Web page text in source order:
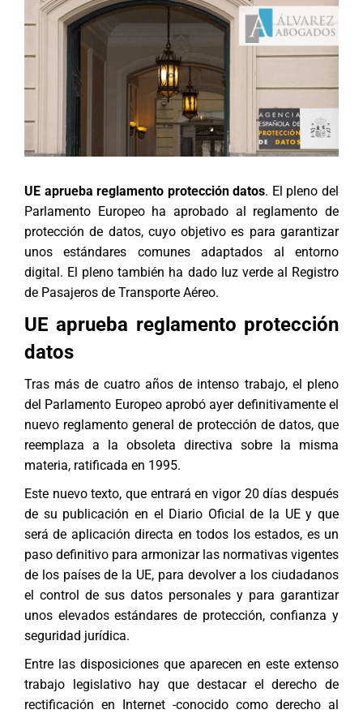
UE aprueba reglamento protección datos. El pleno del
Parlamento Europeo ha aprobado al reglamento de
protección de datos, cuyo objetivo es para garantizar
unos estándares comunes adaptados al entorno
digital. El pleno también ha dado luz verde al Registro
de Pasajeros de Transporte Aéreo.
UE aprueba reglamento protección
datos
Tras más de cuatro años de intenso trabajo, el pleno
del Parlamento Europeo aprobó ayer definitivamente el
nuevo reglamento general de protección de datos, que
reemplaza a la obsoleta directiva sobre la misma
materia, ratificada en 1995.
Este nuevo texto, que entrará en vigor 20 días después
de su publicación en el Diario Oficial de la UE y que
será de aplicación directa en todos los estados, es un
paso definitivo para armonizar las normativas vigentes
de los países de la UE, para devolver a los ciudadanos
el control de sus datos personales y para garantizar
unos elevados estándares de protección, confianza y
seguridad jurídica.
Entre las disposiciones que aparecen en este extenso
trabajo legislativo hay que destacar el derecho de
rectificación en Internet -conocido como derecho al